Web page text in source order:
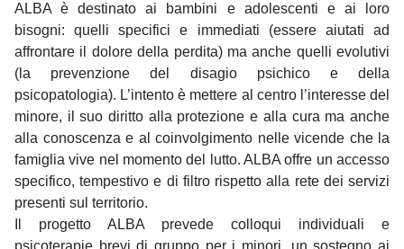
ALBA è destinato ai bambini e adolescenti e ai loro
bisogni: quelli specifici e immediati (essere aiutati ad
affrontare il dolore della perdita) ma anche quelli evolutivi
(la prevenzione del disagio psichico e della
psicopatologia). L’intento è mettere al centro l’interesse del
minore, il suo diritto alla protezione e alla cura ma anche
alla conoscenza e al coinvolgimento nelle vicende che la
famiglia vive nel momento del lutto. ALBA offre un accesso
specifico, tempestivo e di filtro rispetto alla rete dei servizi
presenti sul territorio.
Il progetto ALBA prevede colloqui individuali e
psicoterapie brevi di gruppo per i minori, un sostegno ai